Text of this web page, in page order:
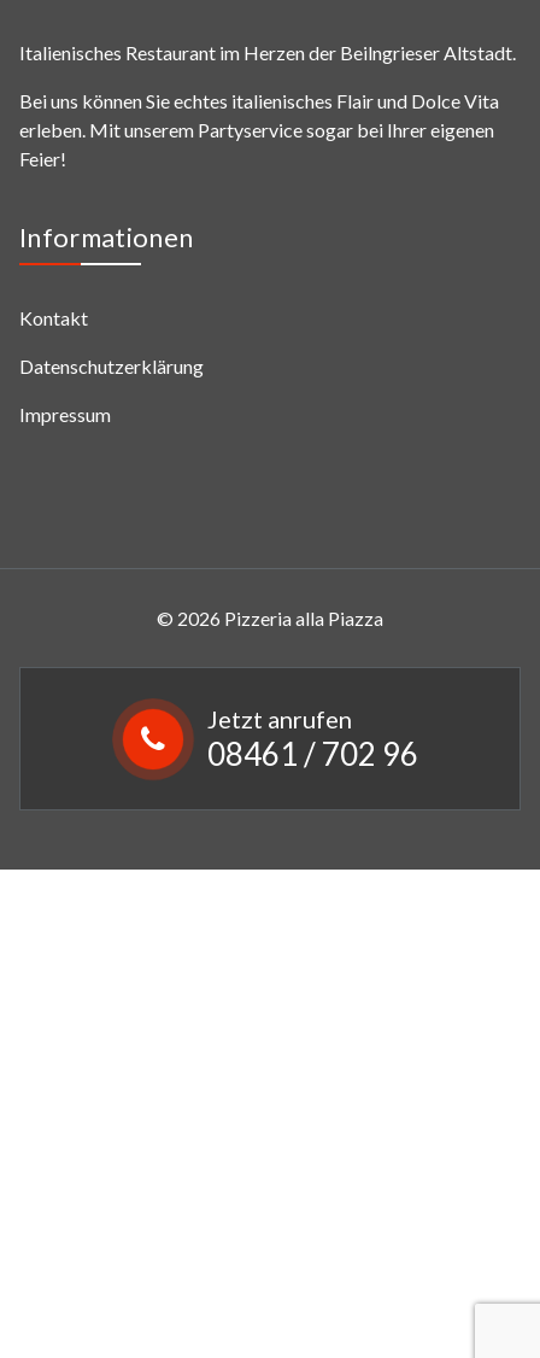
Italienisches Restaurant im Herzen der Beilngrieser Altstadt.
Bei uns können Sie echtes italienisches Flair und Dolce Vita
erleben. Mit unserem Partyservice sogar bei Ihrer eigenen
Feier!
Informationen
Kontakt
Datenschutzerklärung
Impressum
© 2026 Pizzeria alla Piazza
Jetzt anrufen
08461 / 702 96